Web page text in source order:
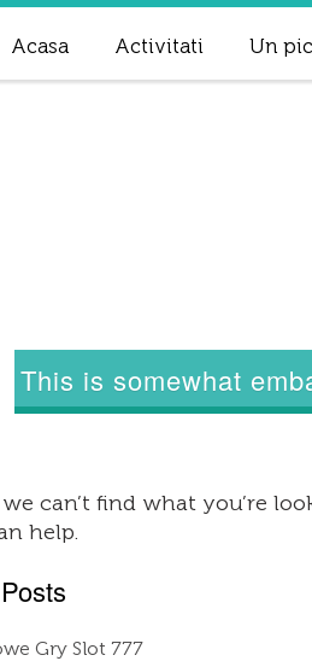
Acasa Activitati Un
This is somewhat
can’t find what you’re
help.
Gry Slot 777